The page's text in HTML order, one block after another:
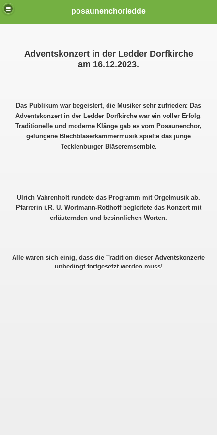
posaunenchorledde
Adventskonzert in der Ledder Dorfkirche
am 16.12.2023.
Das Publikum war begeistert, die Musiker sehr zufrieden: Das
Adventskonzert in der Ledder Dorfkirche war ein voller Erfolg.
Traditionelle und moderne Klänge gab es vom Posaunenchor,
gelungene Blechbläserkammermusik spielte das junge
Tecklenburger Bläseremsemble.
Ulrich Vahrenholt rundete das Programm mit Orgelmusik ab.
Pfarrerin i.R. U. Wortmann-Rotthoff begleitete das Konzert mit
erläuternden und besinnlichen Worten.
Alle waren sich einig, dass die Tradition dieser Adventskonzerte
unbedingt fortgesetzt werden muss!